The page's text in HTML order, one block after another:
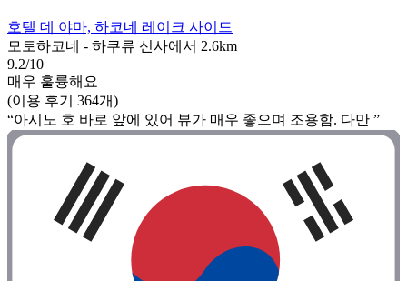
호텔 데 야마, 하코네 레이크 사이드
모토하코네 - 하쿠류 신사에서 2.6km
9.2/10
매우 훌륭해요
(이용 후기 364개)
“아시노 호 바로 앞에 있어 뷰가 매우 좋으며 조용함. 다만 ”